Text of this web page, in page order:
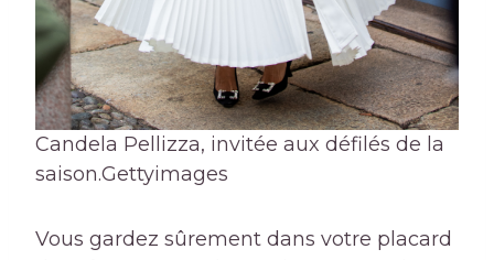
Candela Pellizza, invitée aux défilés de la
saison.Gettyimages
Vous gardez sûrement dans votre placard